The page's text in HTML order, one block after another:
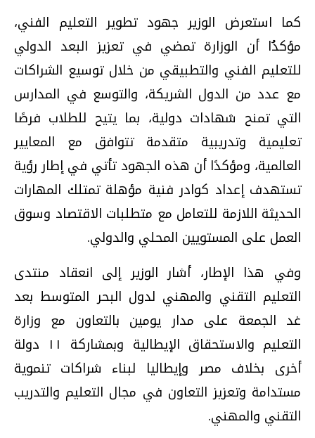
كما استعرض الوزير جهود تطوير التعليم الفني،
مؤكدُا أن الوزارة تمضي في تعزيز البعد الدولي
للتعليم الفني والتطبيقي من خلال توسيع الشراكات
مع عدد من الدول الشريكة، والتوسع في المدارس
التي تمنح شهادات دولية، بما يتيح للطلاب فرصًا
تعليمية وتدريبية متقدمة تتوافق مع المعايير
العالمية، ومؤكدًا أن هذه الجهود تأتي في إطار رؤية
تستهدف إعداد كوادر فنية مؤهلة تمتلك المهارات
الحديثة اللازمة للتعامل مع متطلبات الاقتصاد وسوق
العمل على المستويين المحلي والدولي.
وفي هذا الإطار، أشار الوزير إلى انعقاد منتدى
التعليم التقني والمهني لدول البحر المتوسط بعد
غد الجمعة على مدار يومين بالتعاون مع وزارة
التعليم والاستحقاق الإيطالية وبمشاركة ١١ دولة
أخرى بخلاف مصر وإيطاليا لبناء شراكات تنموية
مستدامة وتعزيز التعاون في مجال التعليم والتدريب
التقني والمهني.